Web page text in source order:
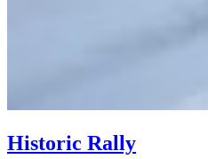
Historic Rally